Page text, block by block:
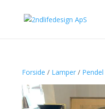
Forside / Lamper/ Pendel